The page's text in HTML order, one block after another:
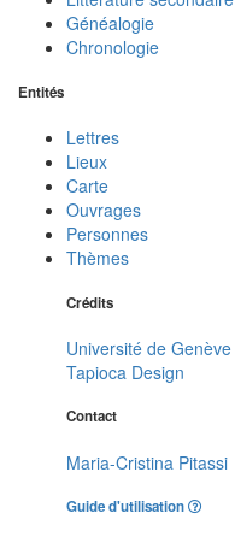
Généalogie
Chronologie
Entités
Lettres
Lieux
Carte
Ouvrages
Personnes
Thèmes
Crédits
Université de Genève
Tapioca Design
Contact
Maria-Cristina Pitassi
Guide d'utilisation